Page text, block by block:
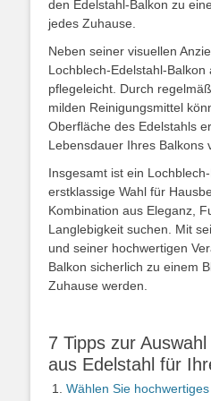
den Edelstahl-Balkon zu
jedes Zuhause.
Neben seiner visuellen
Lochblech-Edelstahl-
pflegeleicht. Durch
milden Reinigungsmittel
Oberfläche des Edelstahls
Lebensdauer Ihres Balkons
Insgesamt ist ein
erstklassige Wahl für
Kombination aus Eleganz,
Langlebigkeit suchen. Mit
und seiner hochwertigen
Balkon sicherlich zu einem
Zuhause werden.
7 Tipps zur
aus Edelstahl für
Wählen Sie